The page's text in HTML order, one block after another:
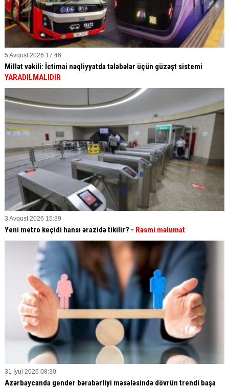
5 Avqust 2026 17:46
Millət vəkili: İctimai nəqliyyatda tələbələr üçün güzəşt sistemi
YARADILMALIDIR
3 Avqust 2026 15:39
Yeni metro keçidi hansı ərazidə tikilir? - Rəsmi məlumat
31 İyul 2026 08:30
Azərbaycanda gender bərabərliyi məsələsində dövrün trendi başa